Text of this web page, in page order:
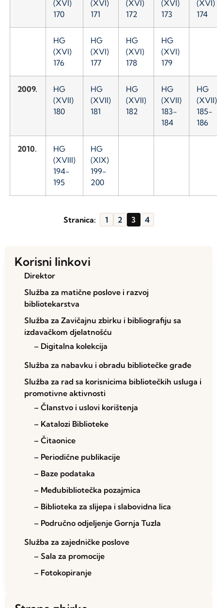
(XVI)
170
(XVI)
171
(XVI)
172
(XVI)
173
(XVI)
174
HG
(XVI)
176
HG
(XVI)
177
HG
(XVI)
178
HG
(XVI)
179
2009.
HG
(XVII)
180
HG
(XVII)
181
HG
(XVII)
182
HG
(XVII)
183-
184
HG
(XVII)
185-
186
2010.
HG
(XVIII)
194-
195
HG
(XIX)
199-
200
Stranica: 1 2 3 4
Korisni linkovi
Direktor
Služba za matične poslove i razvoj
bibliotekarstva
Služba za Zavičajnu zbirku i bibliografiju sa
izdavačkom djelatnošću
– Digitalna kolekcija
Služba za nabavku i obradu bibliotečke građe
Služba za rad sa korisnicima bibliotečkih usluga i
promotivne aktivnosti
– Članstvo i uslovi korištenja
– Katalozi Biblioteke
– Čitaonice
– Periodične publikacije
– Baze podataka
– Međubibliotečka pozajmica
– Biblioteka za slijepa i slabovidna lica
– Područno odjeljenje Gornja Tuzla
Služba za zajedničke poslove
– Sala za promocije
– Fotokopiranje